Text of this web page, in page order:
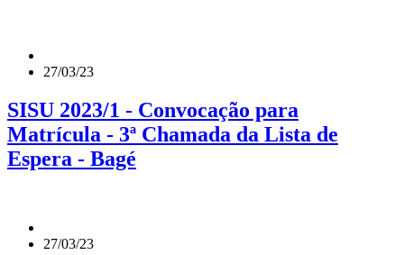
27/03/23
SISU 2023/1 - Convocação para
Matrícula - 3ª Chamada da Lista de
Espera - Bagé
27/03/23